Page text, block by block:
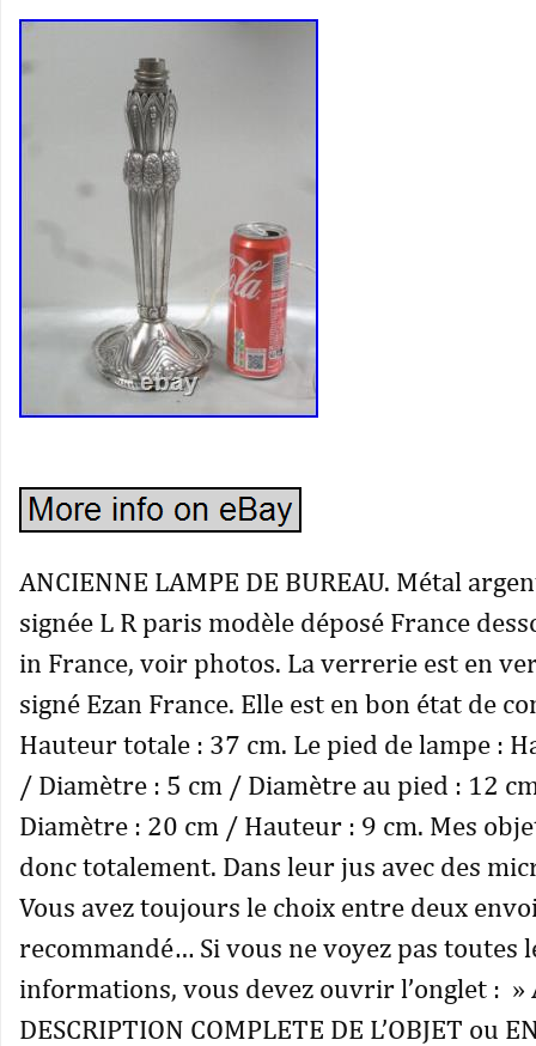
ANCIENNE LAMPE DE BUREAU. Métal
signée L R paris modèle déposé France
in France, voir photos. La verrerie est en
signé Ezan France. Elle est en bon état de
Hauteur totale : 37 cm. Le pied de lampe :
/ Diamètre : 5 cm / Diamètre au pied : 12
Diamètre : 20 cm / Hauteur : 9 cm. Mes
donc totalement. Dans leur jus avec des
Vous avez toujours le choix entre deux
recommandé… Si vous ne voyez pas toutes
informations, vous devez ouvrir l’onglet : »
DESCRIPTION COMPLETE DE L’OBJET ou